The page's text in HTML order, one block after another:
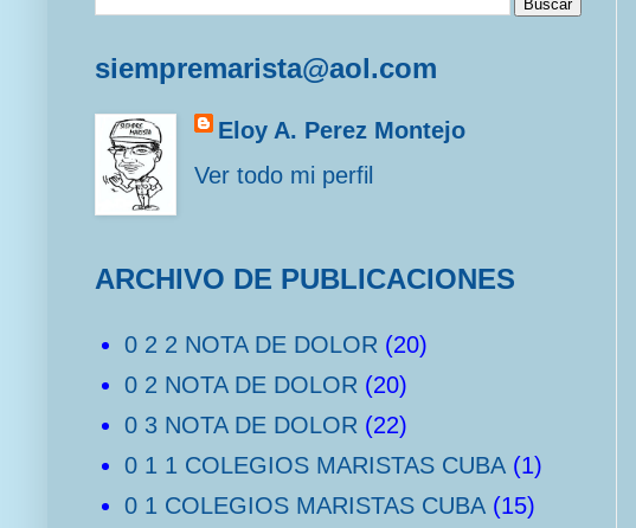
siempremarista@aol.com
Eloy A. Perez Montejo
Ver todo mi perfil
ARCHIVO DE PUBLICACIONES
0 2 2 NOTA DE DOLOR (20)
0 2 NOTA DE DOLOR (20)
0 3 NOTA DE DOLOR (22)
0 1 1 COLEGIOS MARISTAS CUBA (1)
0 1 COLEGIOS MARISTAS CUBA (15)